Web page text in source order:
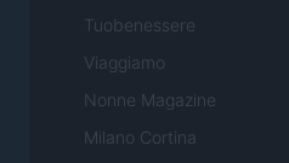
Tuobenessere
Viaggiamo
Nonne Magazine
Milano Cortina